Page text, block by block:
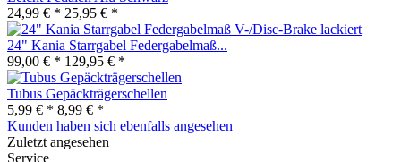
24,99 € * 25,95 € *
24" Kania Starrgabel Federgabelmaß...
99,00 € * 129,95 € *
Tubus Gepäckträgerschellen
5,99 € * 8,99 € *
Kunden haben sich ebenfalls angesehen
Zuletzt angesehen
Service